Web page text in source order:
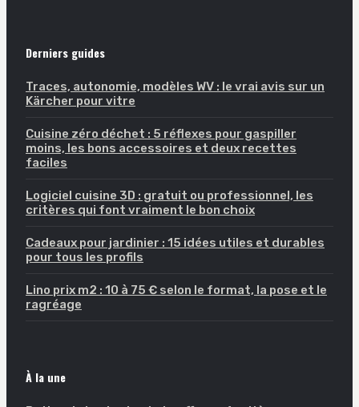
Derniers guides
Traces, autonomie, modèles WV : le vrai avis sur un
Kärcher pour vitre
Cuisine zéro déchet : 5 réflexes pour gaspiller
moins, les bons accessoires et deux recettes
faciles
Logiciel cuisine 3D : gratuit ou professionnel, les
critères qui font vraiment le bon choix
Cadeaux pour jardinier : 15 idées utiles et durables
pour tous les profils
Lino prix m2 : 10 à 75 € selon le format, la pose et le
ragréage
À la une